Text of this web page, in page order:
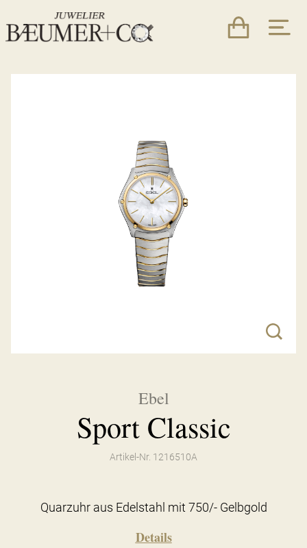
Ebel
Sport Classic
Artikel-Nr. 1216510A
Quarzuhr aus Edelstahl mit 750/- Gelbgold
Details